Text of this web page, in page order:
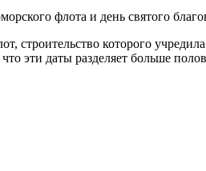
флота и день святого
которого
эти даты разделяет больше